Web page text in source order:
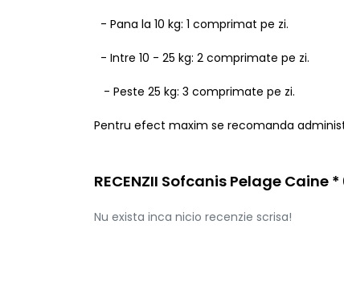
- Pana la 10 kg: 1 comprimat pe zi.
- Intre 10 - 25 kg: 2 comprimate pe zi.
- Peste 25 kg: 3 comprimate pe zi.
Pentru efect maxim se recomanda
RECENZII Sofcanis Pelage Caine
Nu exista inca nicio recenzie scrisa!